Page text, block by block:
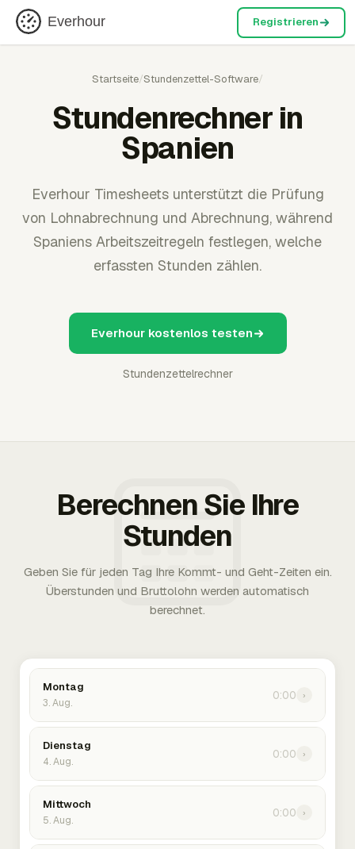
Everhour Registrieren
Startseite/Stundenzettel-Software/
Stundenrechner in
Spanien
Everhour Timesheets unterstützt die Prüfung
von Lohnabrechnung und Abrechnung, während
Spaniens Arbeitszeitregeln festlegen, welche
erfassten Stunden zählen.
Everhour kostenlos testen
Stundenzettelrechner
Berechnen Sie Ihre
Stunden
Geben Sie für jeden Tag Ihre Kommt- und Geht-Zeiten ein.
Überstunden und Bruttolohn werden automatisch
berechnet.
Montag
3. Aug.
0:00 ›
Dienstag
4. Aug.
0:00 ›
Mittwoch
5. Aug.
0:00 ›